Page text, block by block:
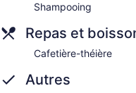
Shampooing
Repas et
Cafetière-théière
Autres